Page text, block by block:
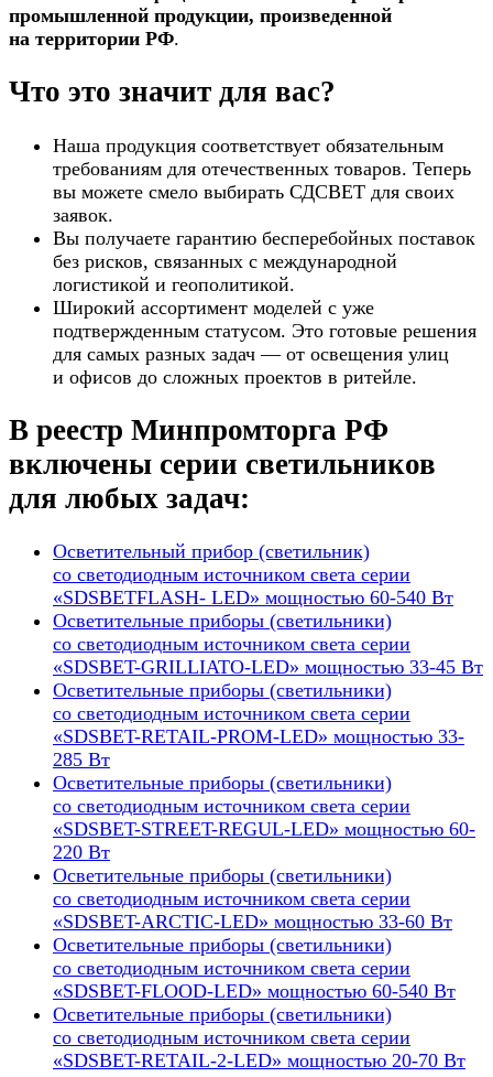
промышленной продукции, произведенной
на территории РФ.
Что это значит для вас?
Наша продукция соответствует обязательным
требованиям для отечественных товаров. Теперь
вы можете смело выбирать СДСВЕТ для своих
заявок.
Вы получаете гарантию бесперебойных поставок
без рисков, связанных с международной
логистикой и геополитикой.
Широкий ассортимент моделей с уже
подтвержденным статусом. Это готовые решения
для самых разных задач — от освещения улиц
и офисов до сложных проектов в ритейле.
В реестр Минпромторга РФ
включены серии светильников
для любых задач:
Осветительный прибор (светильник)
со светодиодным источником света серии
«SDSBETFLASH- LED» мощностью 60-540 Вт
Осветительные приборы (светильники)
со светодиодным источником света серии
«SDSBET-GRILLIATO-LED» мощностью 33-45 Вт
Осветительные приборы (светильники)
со светодиодным источником света серии
«SDSBET-RETAIL-PROM-LED» мощностью 33-
285 Вт
Осветительные приборы (светильники)
со светодиодным источником света серии
«SDSBET-STREET-REGUL-LED» мощностью 60-
220 Вт
Осветительные приборы (светильники)
со светодиодным источником света серии
«SDSBET-ARCTIC-LED» мощностью 33-60 Вт
Осветительные приборы (светильники)
со светодиодным источником света серии
«SDSBET-FLOOD-LED» мощностью 60-540 Вт
Осветительные приборы (светильники)
со светодиодным источником света серии
«SDSBET-RETAIL-2-LED» мощностью 20-70 Вт